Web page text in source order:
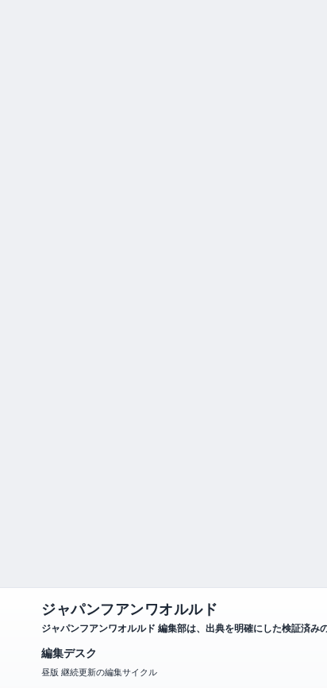
ジャパンフアンワオルルド
ジャパンフアンワオルルド 編集部は、出典を明確にした検証済み
編集デスク
昼版 継続更新の編集サイクル